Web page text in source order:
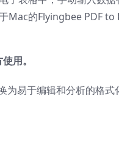
Mac的Flyingbee PDF
用。
为易于编辑和分析的格